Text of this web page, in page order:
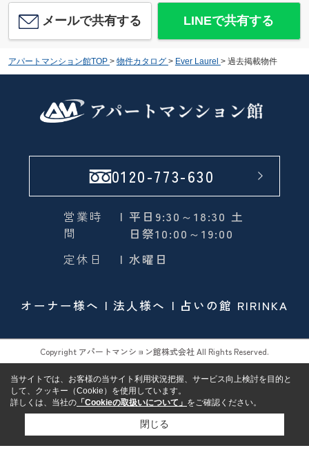
メールで共有する LINEで共有する
アパートマンション館TOP > 物件カタログ > Ever Laurel > 過去掲載物件
0120-773-630
営業時
間
| 平日9:30～18:30 土
日祭10:00～19:00
定休日
| 水曜日
オーナー様へ 法人様へ 占いの館 RIRINKA
Copyright アパートマンション館株式会社 All Rights Reserved.
当サイトでは、お客様の当サイト利用状況把握、サービス向上検討を目的と
して、クッキー（Cookie）を使用しています。
詳しくは、当社の 「Cookieの取扱いについて」 をご確認ください。
閉じる